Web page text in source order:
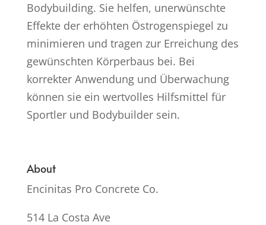
Bodybuilding. Sie helfen, unerwünschte
Effekte der erhöhten Östrogenspiegel zu
minimieren und tragen zur Erreichung des
gewünschten Körperbaus bei. Bei
korrekter Anwendung und Überwachung
können sie ein wertvolles Hilfsmittel für
Sportler und Bodybuilder sein.
About
Encinitas Pro Concrete Co.
514 La Costa Ave